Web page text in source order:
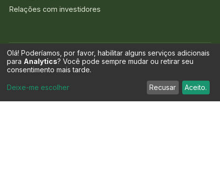
Relações com investidores
EcoDomeHomes, Patente Oficialmente Pendente. INPI Portugal,
Modelo de Utilidade N.º 12464, registado em fevereiro de 2026.
Olá! Poderíamos, por favor, habilitar alguns serviços adicionais
para Analytics? Você pode sempre mudar ou retirar seu
consentimento mais tarde.
Deixe-me escolher Recusar Aceito.
Marcar Consulta